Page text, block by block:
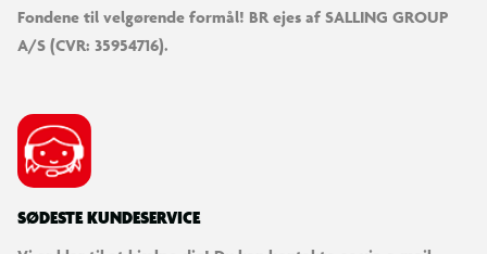
Fondene til velgørende formål! BR ejes af SALLING GROUP
A/S (CVR: 35954716).
SØDESTE KUNDESERVICE